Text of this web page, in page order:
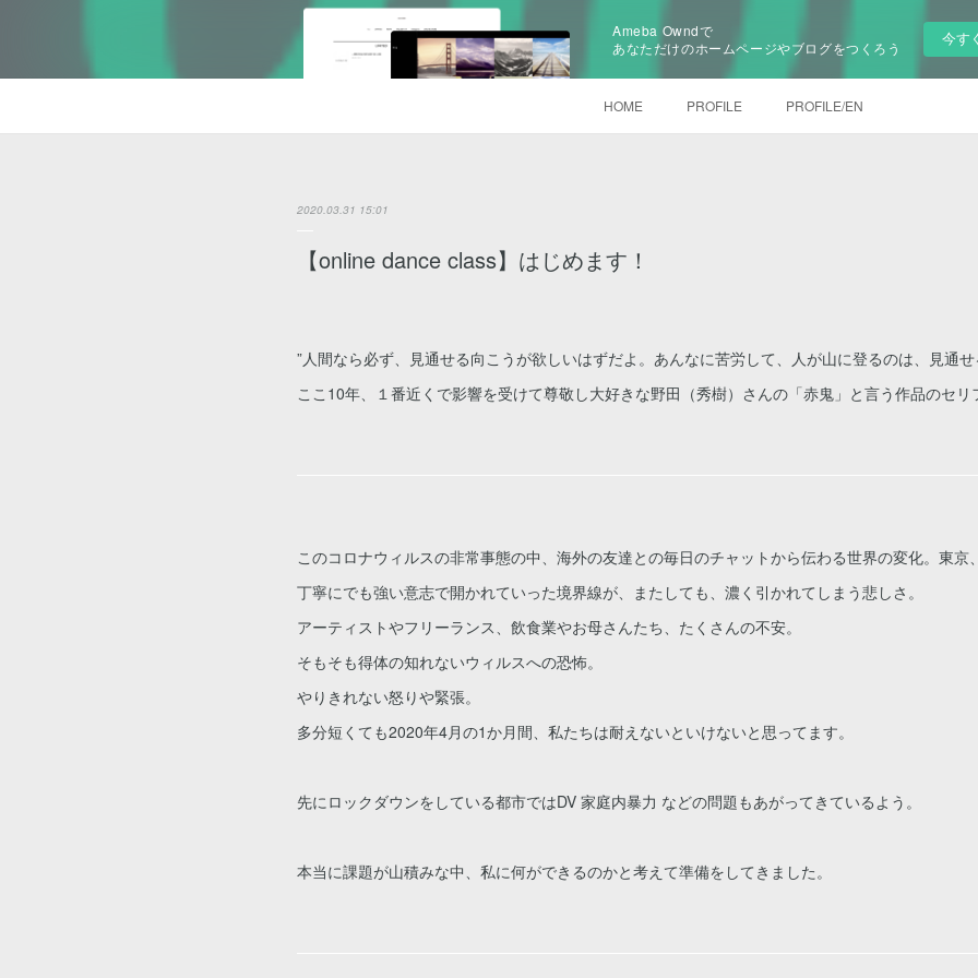
Ameba Owndで
あなただけのホームページやブログをつくろう
今す
HOME PROFILE PROFILE/EN
2020.03.31 15:01
【online dance class】はじめます！
”人間なら必ず、見通せる向こうが欲しいはずだよ。あんなに苦労して、人が山に登るのは、見通
ここ10年、１番近くで影響を受けて尊敬し大好きな野田（秀樹）さんの「赤鬼」と言う作品のセリ
このコロナウィルスの非常事態の中、海外の友達との毎日のチャットから伝わる世界の変化。東京
丁寧にでも強い意志で開かれていった境界線が、またしても、濃く引かれてしまう悲しさ。
アーティストやフリーランス、飲食業やお母さんたち、たくさんの不安。
そもそも得体の知れないウィルスへの恐怖。
やりきれない怒りや緊張。
多分短くても2020年4月の1か月間、私たちは耐えないといけないと思ってます。
先にロックダウンをしている都市ではDV 家庭内暴力 などの問題もあがってきているよう。
本当に課題が山積みな中、私に何ができるのかと考えて準備をしてきました。